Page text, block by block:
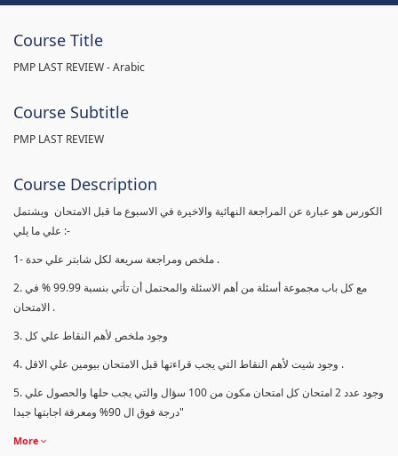
Course Title
PMP LAST REVIEW - Arabic
Course Subtitle
PMP LAST REVIEW
Course Description
الكورس هو عبارة عن المراجعة النهائية والاخيرة في الاسبوع ما قبل الامتحان ويشتمل
علي ما يلي :-
1- ملخص ومراجعة سريعة لكل شابتر علي حدة .
2. مع كل باب مجموعة أسئلة من أهم الاسئلة والمحتمل أن تأتي بنسبة 99.99 % في
الامتحان .
3. وجود ملخص لأهم النقاط علي كل
4. وجود شيت لأهم النقاط التي يجب قراءتها قبل الامتحان بيومين علي الاقل .
5. وجود عدد 2 امتحان كل امتحان مكون من 100 سؤال والتي يجب حلها والحصول علي
درجة فوق ال 90% ومعرفة اجابتها جيدا"
More